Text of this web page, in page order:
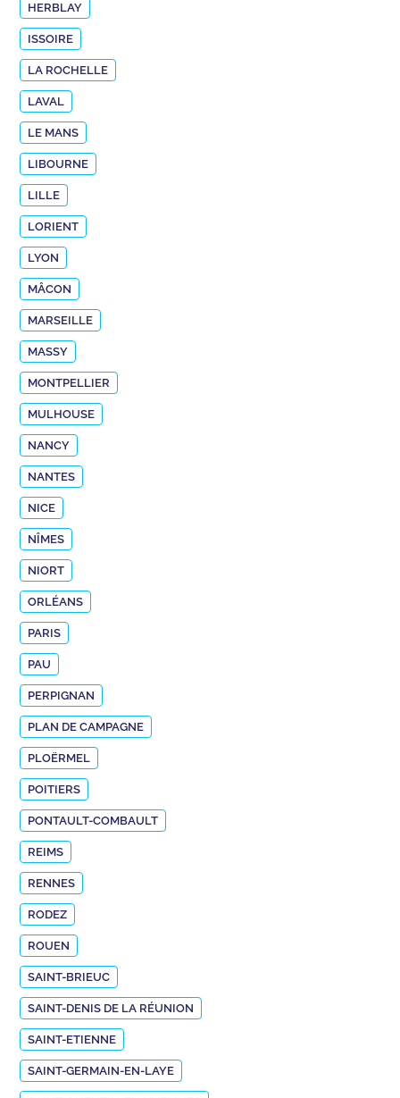
HERBLAY
ISSOIRE
LA ROCHELLE
LAVAL
LE MANS
LIBOURNE
LILLE
LORIENT
LYON
MÂCON
MARSEILLE
MASSY
MONTPELLIER
MULHOUSE
NANCY
NANTES
NICE
NÎMES
NIORT
ORLÉANS
PARIS
PAU
PERPIGNAN
PLAN DE CAMPAGNE
PLOËRMEL
POITIERS
PONTAULT-COMBAULT
REIMS
RENNES
RODEZ
ROUEN
SAINT-BRIEUC
SAINT-DENIS DE LA RÉUNION
SAINT-ETIENNE
SAINT-GERMAIN-EN-LAYE